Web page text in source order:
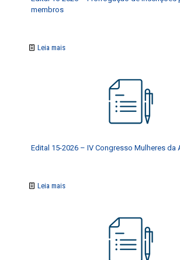
membros
Leia mais
Edital 15-2026 – IV Congresso Mulheres da
Leia mais